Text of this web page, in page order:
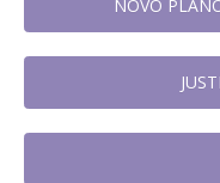
NOVO